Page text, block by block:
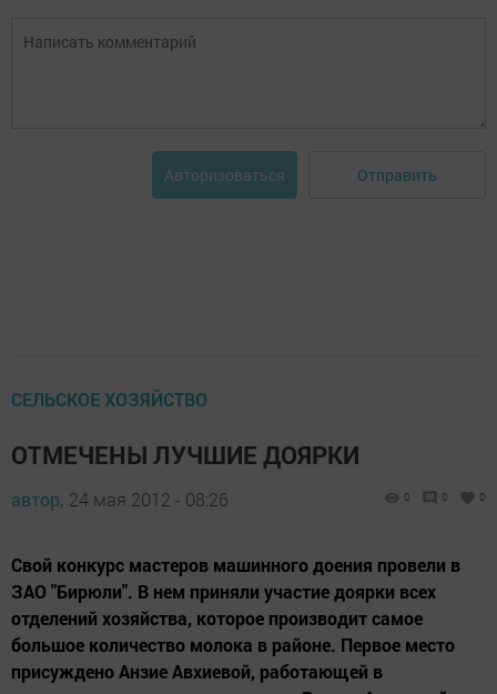
Авторизоваться Отправить
СЕЛЬСКОЕ ХОЗЯЙСТВО
ОТМЕЧЕНЫ ЛУЧШИЕ ДОЯРКИ
автор, 24 мая 2012 - 08:26 0 0 0
Свой конкурс мастеров машинного доения провели в
ЗАО "Бирюли". В нем приняли участие доярки всех
отделений хозяйства, которое производит самое
большое количество молока в районе. Первое место
присуждено Анзие Авхиевой, работающей в